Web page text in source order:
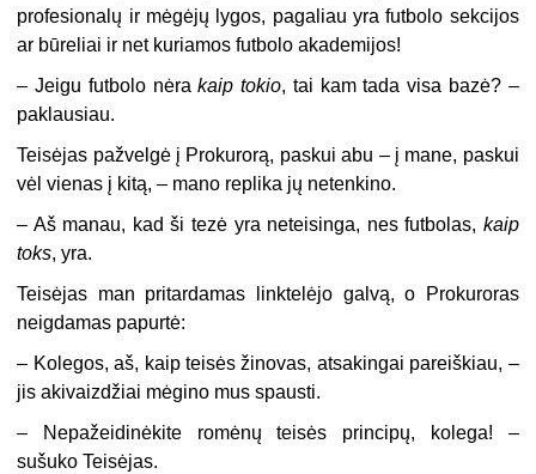
profesionalų ir mėgėjų lygos, pagaliau yra futbolo sekcijos
ar būreliai ir net kuriamos futbolo akademijos!
– Jeigu futbolo nėrakaip tokio, tai kam tada visa bazė? –
paklausiau.
Teisėjas pažvelgė į Prokurorą, paskui abu – į mane, paskui
vėl vienas į kitą, – mano replika jų netenkino.
– Aš manau, kad ši tezė yra neteisinga, nes futbolas, kaip
toks, yra.
Teisėjas man pritardamas linktelėjo galvą, o Prokuroras
neigdamas papurtė:
– Kolegos, aš, kaip teisės žinovas, atsakingai pareiškiau, –
jis akivaizdžiai mėgino mus spausti.
– Nepažeidinėkite romėnų teisės principų, kolega! –
sušuko Teisėjas.